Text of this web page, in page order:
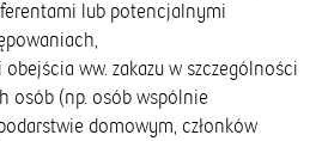
lub potencjalnymi
ww. zakazu w szczególności
osób (np. osób wspólnie
domowym, członków